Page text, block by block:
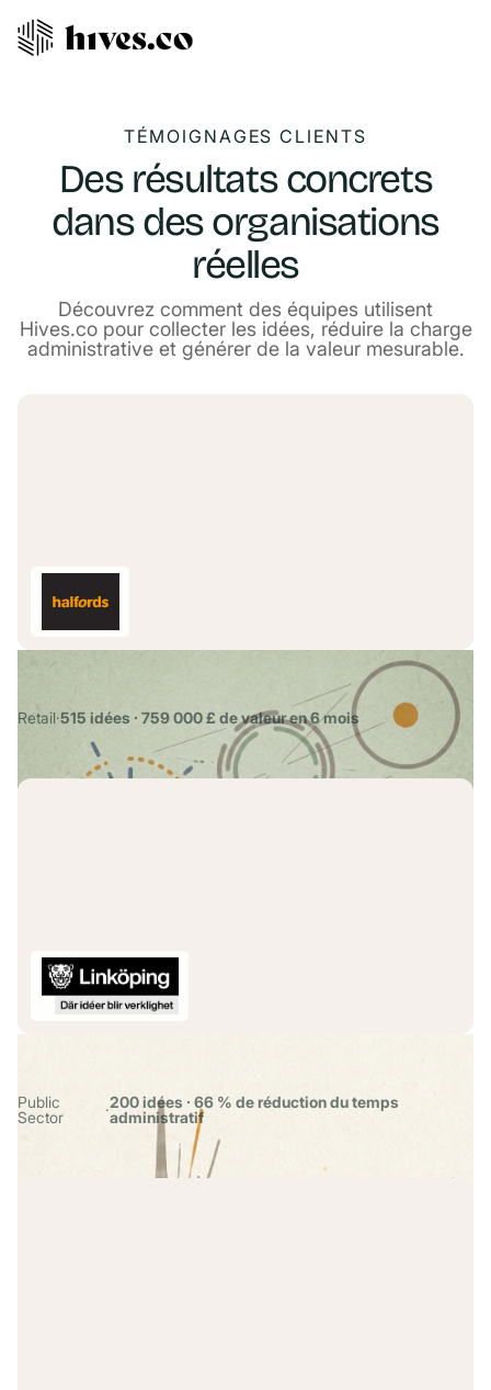
TÉMOIGNAGES CLIENTS
Des résultats concrets
dans des organisations
réelles
Découvrez comment des équipes utilisent
Hives.co pour collecter les idées, réduire la charge
administrative et générer de la valeur mesurable.
Halfords : 759 000 £ grâce aux idées
Retail·515 idées · 759 000 £ de valeur en 6 mois
Public
Sector
·200 idées · 66 % de réduction du temps
administratif